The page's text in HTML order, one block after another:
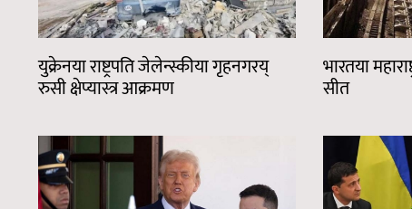
युक्रेनया राष्ट्रपति जेलेन्स्कीया गृहनगरय्
रुसी क्षेप्यास्त्र आक्रमण
भारतया
सीत